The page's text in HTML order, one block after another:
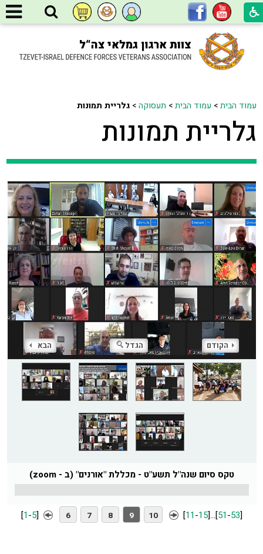
עמוד הבית> עמוד הבית> תעסוקה>גלריית תמונות
גלריית תמונות
הקודם הגדל הבא
טקס סיום שנה"ל תשע"ט - מכללת "אורנים" (ב - zoom)
[1-5] 6 7 8 9 10 [11-15]...[51-53]